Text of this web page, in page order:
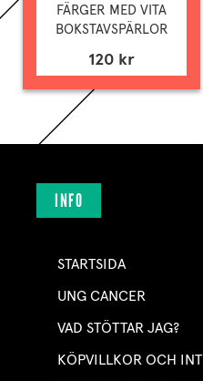
FÄRGER MED VITA
BOKSTAVSPÄRLOR
120 kr
INFO
STARTSIDA
UNG CANCER
VAD STÖTTAR JAG?
KÖPVILLKOR OCH